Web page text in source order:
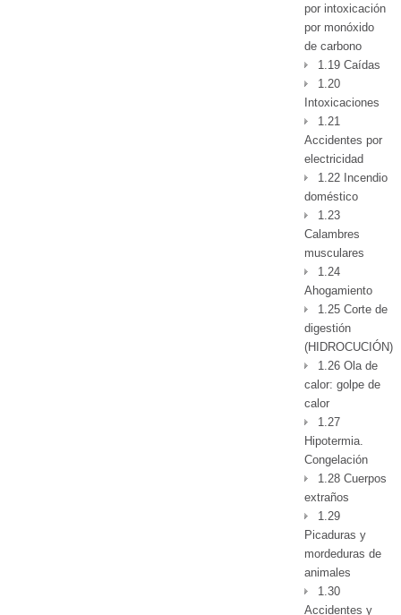
por intoxicación
por monóxido
de carbono
1.19 Caídas
1.20
Intoxicaciones
1.21
Accidentes por
electricidad
1.22 Incendio
doméstico
1.23
Calambres
musculares
1.24
Ahogamiento
1.25 Corte de
digestión
(HIDROCUCIÓN)
1.26 Ola de
calor: golpe de
calor
1.27
Hipotermia.
Congelación
1.28 Cuerpos
extraños
1.29
Picaduras y
mordeduras de
animales
1.30
Accidentes y